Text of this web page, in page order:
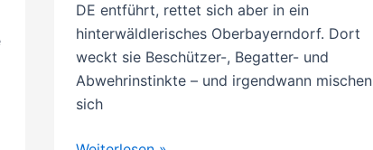
Roberto
Benigni)
–
7
Sterne
DE entführt, rettet sich aber in ein
hinterwäldlerisches Oberbayerndorf. Dort
weckt sie Beschützer-, Begatter- und
Abwehrinstinkte – und irgendwann mischen
sich